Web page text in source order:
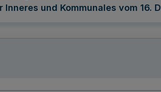
und Kommunales vom 16.